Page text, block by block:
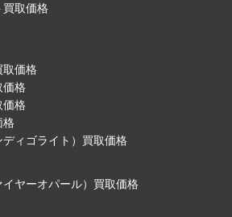
買取価格
取価格
価格
価格
格
ィゴライト）買取価格
イヤーオパール）買取価格